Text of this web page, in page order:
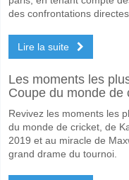
Nottm Forest pour le
Les deux équipes
Oui pour Les Deux
Quel sera le résultat
Sur le côté risqué, vous
des confrontations
Lire la suite
Les moments les
Coupe du monde de
Revivez les moments les
du monde de cricket, de
2019 et au miracle de
grand drame du tournoi.